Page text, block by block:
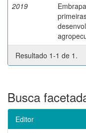
2019
Resultado 1-1 de 1.
Busca
Editor